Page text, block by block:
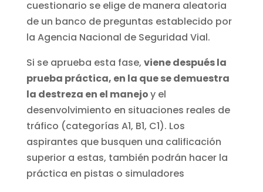
cuestionario se elige de manera aleatoria
de un banco de preguntas establecido por
la Agencia Nacional de Seguridad Vial.
Si se aprueba esta fase, viene después la
prueba práctica, en la que se demuestra
la destreza en el manejoy el
desenvolvimiento en situaciones reales de
tráfico (categorías A1, B1, C1). Los
aspirantes que busquen una calificación
superior a estas, también podrán hacer la
práctica en pistas o simuladores